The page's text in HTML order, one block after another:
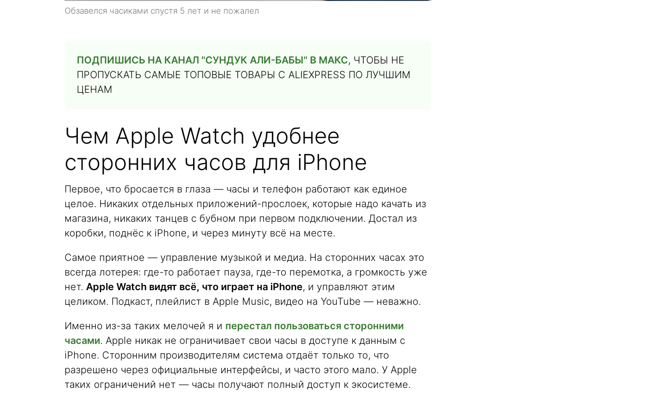
Обзавелся часиками спустя 5 лет и не пожалел
ПОДПИШИСЬ НА КАНАЛ "СУНДУК АЛИ-БАБЫ" В МАКС, ЧТОБЫ НЕ
ПРОПУСКАТЬ САМЫЕ ТОПОВЫЕ ТОВАРЫ С ALIEXPRESS ПО ЛУЧШИМ
ЦЕНАМ
Чем Apple Watch удобнее
сторонних часов для iPhone
Первое, что бросается в глаза — часы и телефон работают как единое
целое. Никаких отдельных приложений-прослоек, которые надо качать из
магазина, никаких танцев с бубном при первом подключении. Достал из
коробки, поднёс к iPhone, и через минуту всё на месте.
Самое приятное — управление музыкой и медиа. На сторонних часах это
всегда лотерея: где-то работает пауза, где-то перемотка, а громкость уже
нет. Apple Watch видят всё, что играет на iPhone, и управляют этим
целиком. Подкаст, плейлист в Apple Music, видео на YouTube — неважно.
Именно из-за таких мелочей я и перестал пользоваться сторонними
часами. Apple никак не ограничивает свои часы в доступе к данным с
iPhone. Сторонним производителям система отдаёт только то, что
разрешено через официальные интерфейсы, и часто этого мало. У Apple
таких ограничений нет — часы получают полный доступ к экосистеме.